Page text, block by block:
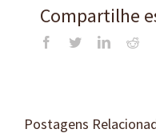
Compartilhe
Facebook
TwitterLinkedIn
Postagens